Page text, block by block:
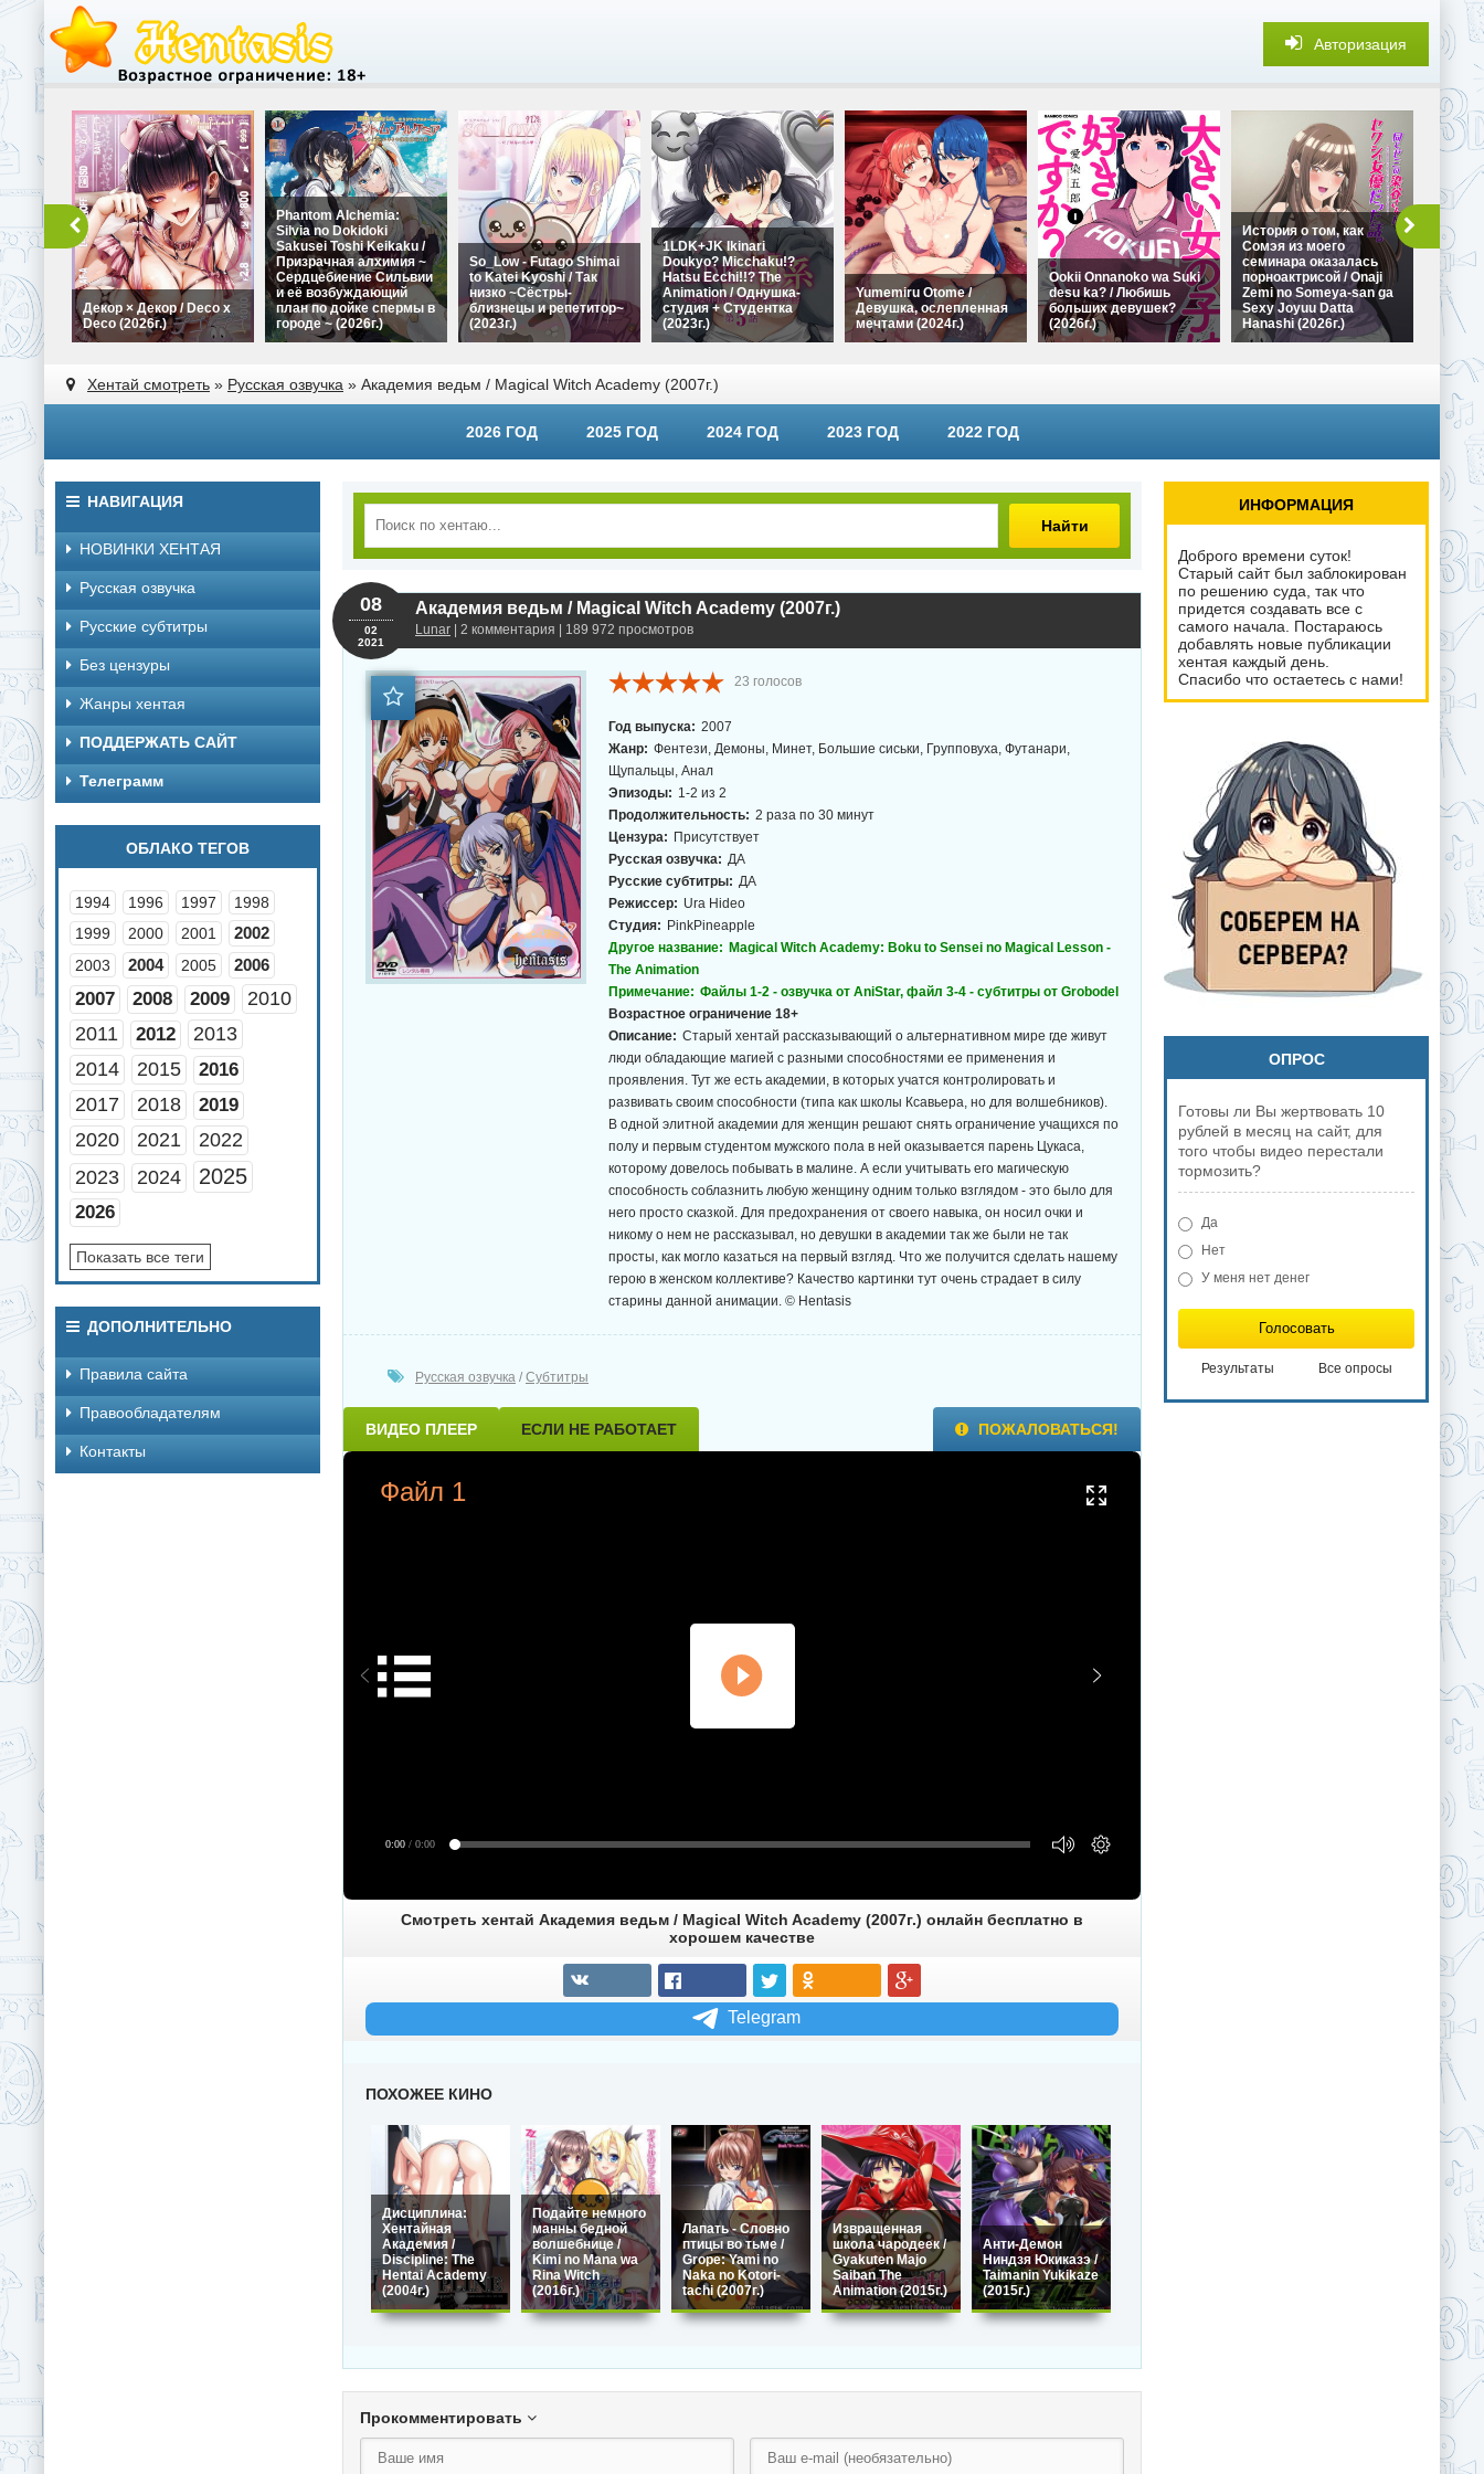
Авторизация
Декор × Декор / Deco x
Deco (2026г.)
Phantom Alchemia:
Silvia no Dokidoki
Sakusei Toshi Keikaku /
Призрачная алхимия ~
Сердцебиение Сильвии
и её возбуждающий
план по дойке спермы в
городе ~ (2026г.)
So_Low - Futago Shimai
to Katei Kyoshi / Так
низко ~Сёстры-
близнецы и репетитор~
(2023г.)
1LDK+JK Ikinari
Doukyo? Micchaku!?
Hatsu Ecchi!!? The
Animation / Однушка-
студия + Студентка
(2023г.)
Yumemiru Otome /
Девушка, ослепленная
мечтами (2024г.)
Ookii Onnanoko wa Suki
desu ka? / Любишь
больших девушек?
(2026г.)
История о том, как
Сомэя из моего
семинара оказалась
порноактрисой / Onaji
Zemi no Someya-san ga
Sexy Joyuu Datta
Hanashi (2026г.)
В
можно
wa
Хентай смотреть » Русская озвучка » Академия ведьм / Magical Witch Academy (2007г.)
2026 ГОД 2025 ГОД 2024 ГОД 2023 ГОД 2022 ГОД
Найти
Академия ведьм / Magical Witch Academy (2007г.)
Lunar | 2 комментария | 189 972 просмотров
08
02
2021
23 голосов
Год выпуска: 2007
Жанр: Фентези, Демоны, Минет, Большие сиськи, Групповуха, Футанари,
Щупальцы, Анал
Эпизоды: 1-2 из 2
Продолжительность: 2 раза по 30 минут
Цензура: Присутствует
Русская озвучка: ДА
Русские субтитры: ДА
Режиссер: Ura Hideo
Студия: PinkPineapple
Другое название: Magical Witch Academy: Boku to Sensei no Magical Lesson -
The Animation
Примечание: Файлы 1-2 - озвучка от AniStar, файл 3-4 - субтитры от Grobodel
Возрастное ограничение 18+
Описание: Старый хентай рассказывающий о альтернативном мире где живут
люди обладающие магией с разными способностями ее применения и
проявления. Тут же есть академии, в которых учатся контролировать и
развивать своим способности (типа как школы Ксавьера, но для волшебников).
В одной элитной академии для женщин решают снять ограничение учащихся по
полу и первым студентом мужского пола в ней оказывается парень Цукаса,
которому довелось побывать в малине. А если учитывать его магическую
способность соблазнить любую женщину одним только взглядом - это было для
него просто сказкой. Для предохранения от своего навыка, он носил очки и
никому о нем не рассказывал, но девушки в академии так же были не так
просты, как могло казаться на первый взгляд. Что же получится сделать нашему
герою в женском коллективе? Качество картинки тут очень страдает в силу
старины данной анимации. © Hentasis
Русская озвучка / Субтитры
ВИДЕО ПЛЕЕР ЕСЛИ НЕ РАБОТАЕТ ПОЖАЛОВАТЬСЯ!
Файл 1
0:00 / 0:00
Смотреть хентай Академия ведьм / Magical Witch Academy (2007г.) онлайн бесплатно в
хорошем качестве
Telegram
ПОХОЖЕЕ КИНО
Дисциплина:
Хентайная
Академия /
Discipline: The
Hentai Academy
(2004г.)
Подайте немного
манны бедной
волшебнице /
Kimi no Mana wa
Rina Witch
(2016г.)
Лапать - Словно
птицы во тьме /
Grope: Yami no
Naka no Kotori-
tachi (2007г.)
Извращенная
школа чародеек /
Gyakuten Majo
Saiban The
Animation (2015г.)
Анти-Демон
Ниндзя Юкиказэ /
Taimanin Yukikaze
(2015г.)
Прокомментировать
НАВИГАЦИЯ
НОВИНКИ ХЕНТАЯ
Русская озвучка
Русские субтитры
Без цензуры
Жанры хентая
ПОДДЕРЖАТЬ САЙТ
Телеграмм
ОБЛАКО ТЕГОВ
1994 1996 1997
1998
1999
2000 2001 2002
2003 2004 2005 2006
2007 2008 2009
2010
2011
2012
2013
2014
2015 2016
2017 2018 2019
2020 2021
2022
2023
2024 2025
2026
Показать все теги
ДОПОЛНИТЕЛЬНО
Правила сайта
Правообладателям
Контакты
ИНФОРМАЦИЯ
Доброго времени суток!
Старый сайт был заблокирован
по решению суда, так что
придется создавать все с
самого начала. Постараюсь
добавлять новые публикации
хентая каждый день.
Спасибо что остаетесь с нами!
ОПРОС
Готовы ли Вы жертвовать 10
рублей в месяц на сайт, для
того чтобы видео перестали
тормозить?
Да
Нет
У меня нет денег
Голосовать
Результаты Все опросы